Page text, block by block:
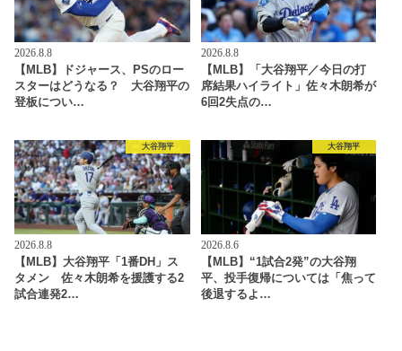
2026.8.8
【MLB】ドジャース、PSのロー
スターはどうなる？ 大谷翔平の
登板につい…
2026.8.8
【MLB】「大谷翔平／今日の打
席結果ハイライト」佐々木朗希が
6回2失点の…
大谷翔平
2026.8.8
【MLB】大谷翔平「1番DH」ス
タメン 佐々木朗希を援護する2
試合連発2…
大谷翔平
2026.8.6
【MLB】“1試合2発”の大谷翔
平、投手復帰については「焦って
後退するよ…